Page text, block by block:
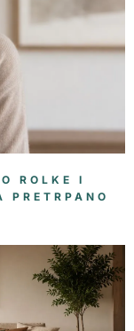
ROLKE I
PRETRPANO